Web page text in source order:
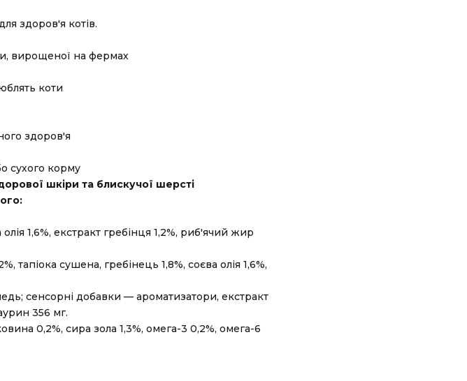
здоров'я котів.
вирощеної на фермах
коти
здоров'я
сухого корму
шкіри та блискучої шерсті
1,6%, екстракт гребінця 1,2%, риб'ячий жир
тапіока сушена, гребінець 1,8%, соєва олія 1,6%,
сенсорні добавки — ароматизатори, екстракт
356 мг.
0,2%, сира зола 1,3%, омега-3 0,2%, омега-6